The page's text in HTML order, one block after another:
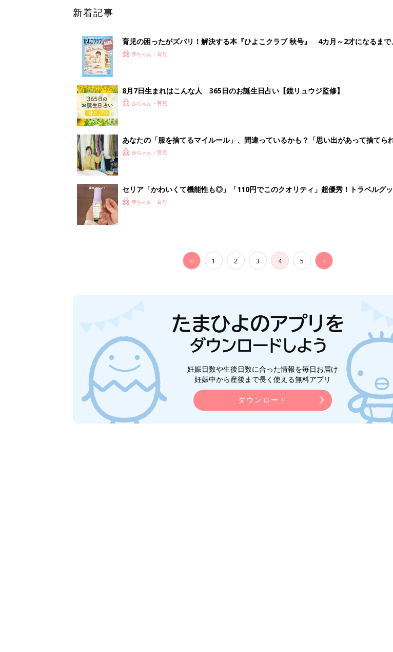
新着記事
育児の困ったがズバリ！解決する本『ひよこクラブ 秋号』 4カ月～2才になるまで
つ情報がいっぱい！
赤ちゃん・育児
8月7日生まれはこんな人 365日のお誕生日占い【鏡リュウジ監修】
赤ちゃん・育児
あなたの「服を捨てるマイルール」、間違っているかも？「思い出があって捨てら
スタイリストが喝！
赤ちゃん・育児
セリア「かわいくて機能性も◎」「110円でこのクオリティ」超優秀！トラベルグ
赤ちゃん・育児
< 1 2 3 4 5 >
妊娠日数や生後日数に合った情報を毎日お届け
妊娠中から産後まで長く使える無料アプリ
ダウンロード